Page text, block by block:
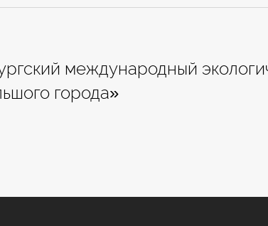
международный
города»